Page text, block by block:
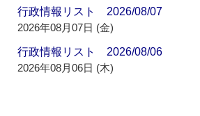
行政情報リスト 2026/08/07
2026年08月07日 (金)
行政情報リスト 2026/08/06
2026年08月06日 (木)